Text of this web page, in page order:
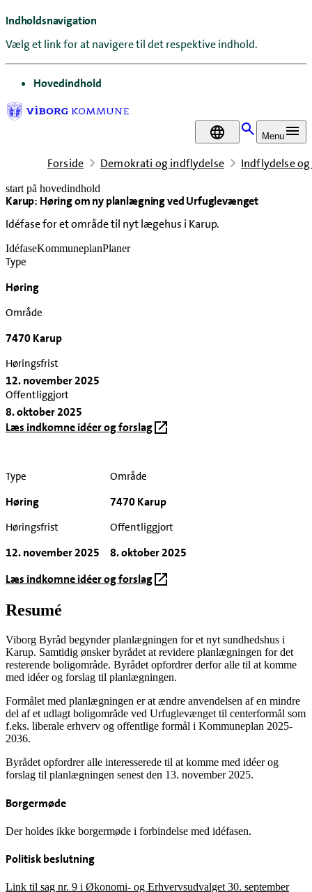
Indholdsnavigation
Vælg et link for at navigere til det respektive indhold.
gå til
Hovedindhold
DA Menu
Forside Demokrati og indflydelse Indflydelse
start på hovedindhold
Karup: Høring om ny planlægning ved Urfuglevænget
Idéfase for et område til nyt lægehus i Karup.
senest opdateret 6. august 2026
IdéfaseKommuneplanPlaner
Type
Høring
Område
7470 Karup
Høringsfrist
12. november 2025
Offentliggjort
8. oktober 2025
Læs indkomne idéer og forslag
Type
Høring
Område
7470 Karup
Høringsfrist
12. november 2025
Offentliggjort
8. oktober 2025
Læs indkomne idéer og forslag
Resumé
Viborg Byråd begynder planlægningen for et nyt sundhedshus i
Karup. Samtidig ønsker byrådet at revidere planlægningen for det
resterende boligområde. Byrådet opfordrer derfor alle til at komme
med idéer og forslag til planlægningen.
Formålet med planlægningen er at ændre anvendelsen af en mindre
del af et udlagt boligområde ved Urfuglevænget til centerformål som
f.eks. liberale erhverv og offentlige formål i Kommuneplan 2025-
2036.
Byrådet opfordrer alle interesserede til at komme med idéer og
forslag til planlægningen senest den 13. november 2025.
Borgermøde
Der holdes ikke borgermøde i forbindelse med idéfasen.
Politisk beslutning
Link til sag nr. 9 i Økonomi- og Erhvervsudvalget 30. september